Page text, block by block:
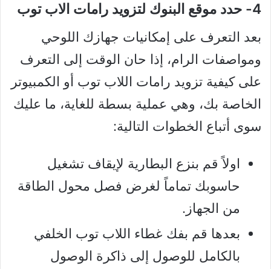
4- حدد موقع البنوك لتزويد رامات الاب توب
بعد التعرف على إمكانيات جهازك اللوحي
ومواصفات الرام، إذا حان الوقت إلى التعرف
على كيفية تزويد رامات اللاب توب أو الكمبيوتر
الخاصة بك، وهي عملية بسطة للغاية، ما عليك
سوى أتباع الخطوات التالية:
اولاً قم بنزع البطارية لإيقاف تشغيل
حاسوبك تماماً لغرض فصل محول الطاقة
من الجهاز.
بعدها قم بفك غطاء اللاب توب الخلفي
بالكامل للوصول إلى ذاكرة الوصول